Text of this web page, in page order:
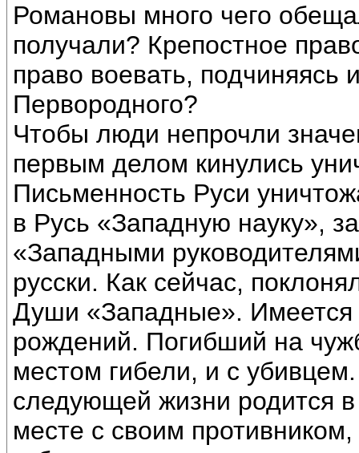
Романовы много чего
получали? Крепостное
право воевать, подчиняясь
Первородного?
Чтобы люди непрочли
первым делом кинулись
Письменность Руси
в Русь «Западную науку»,
«Западными
русски. Как сейчас,
Души «Западные». Имеется
рождений. Погибший на
местом гибели, и с
следующей жизни родится
месте с своим